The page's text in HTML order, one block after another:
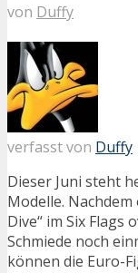
von Duffy
verfasst von Duffy
Dieser Juni steht
Modelle.
Dive“ im Six
Schmiede noch
können die Euro-